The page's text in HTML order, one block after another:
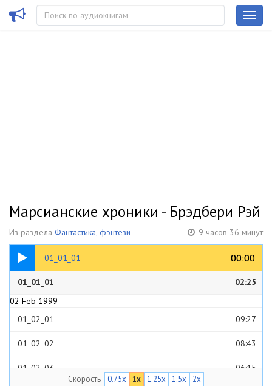
Марсианские хроники - Брэдбери Рэй
Из раздела Фантастика, фэнтези 9 часов 36 минут
01_01_01 00:00
00:00
02:25
01 Jan 1999
01_01_01
02:25
02 Feb 1999
01_02_01
09:27
01_02_02 08:43
01_02_03 06:15
Скорость 0.75x 1x 1.25x 1.5x 2x